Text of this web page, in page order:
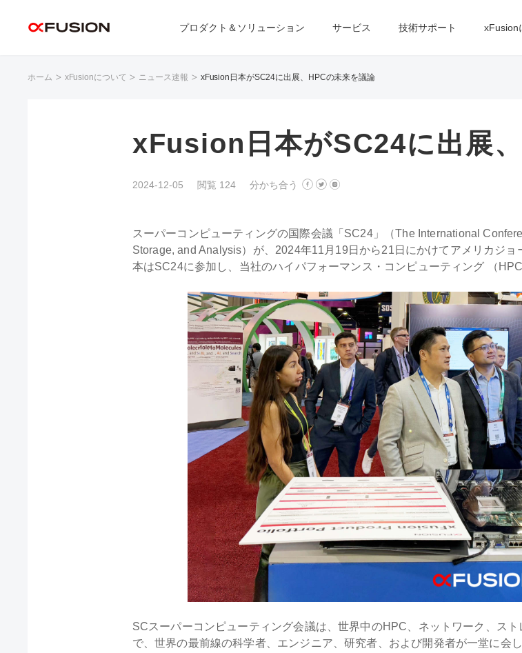
プロダクト＆ソリューション サービス 技術サポート xFusion
ホーム xFusionについて ニュース速報 xFusion日本がSC24に出展、HPCの未来を議論
xFusion日本がSC24に出展
2024-12-05 閲覧 124 分かち合う
スーパーコンピューティングの国際会議「SC24」（The International
Storage, and Analysis）が、2024年11月19日から21日にかけてアメリカジ
本はSC24に参加し、当社のハイパフォーマンス・コンピューティング （
SCスーパーコンピューティング会議は、世界中のHPC、ネットワーク、ス
で、世界の最前線の科学者、エンジニア、研究者、および開発者が一堂に会